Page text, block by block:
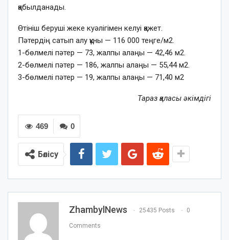
қабылданады.
Өтініш беруші жеке куәлігімен келуі қажет.
Пәтердің сатып алу құны — 116 000 теңге/м2.
1-бөлмелі пәтер — 73, жалпы алаңы — 42,46 м2.
2-бөлмелі пәтер — 186, жалпы алаңы — 55,44 м2.
3-бөлмелі пәтер — 19, жалпы алаңы — 71,40 м2
Тараз қаласы әкімдігі
0
469
Бөлісу
ZhambylNews 25435 Posts 0
Comments